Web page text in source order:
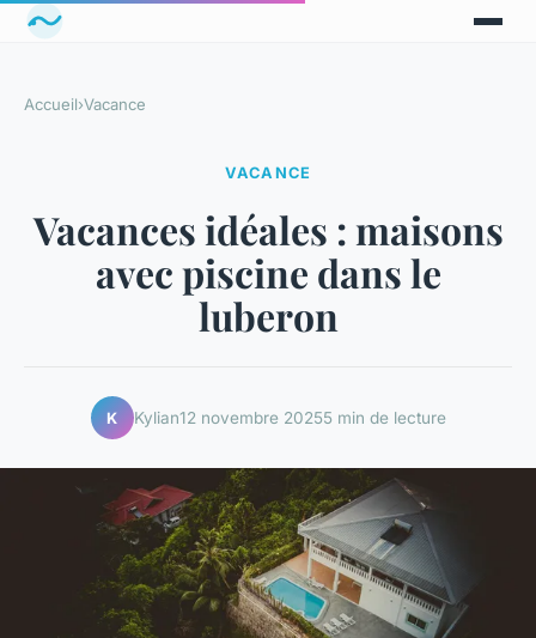
Accueil›Vacance
VACANCE
Vacances idéales : maisons
avec piscine dans le
luberon
K Kylian12 novembre 20255 min de lecture